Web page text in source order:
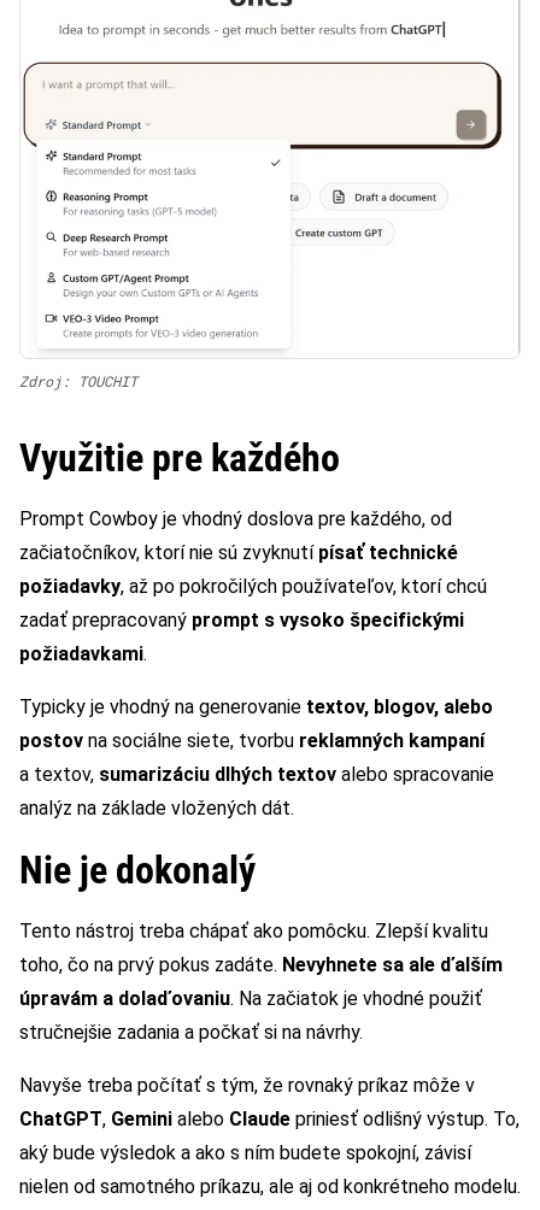
Zdroj: TOUCHIT
Využitie pre každého
Prompt Cowboy je vhodný doslova pre každého, od
začiatočníkov, ktorí nie sú zvyknutí písať technické
požiadavky, až po pokročilých používateľov, ktorí chcú
zadať prepracovaný prompt s vysoko špecifickými
požiadavkami.
Typicky je vhodný na generovanie textov, blogov, alebo
postov na sociálne siete, tvorbu reklamných kampaní
a textov, sumarizáciu dlhých textov alebo spracovanie
analýz na základe vložených dát.
Nie je dokonalý
Tento nástroj treba chápať ako pomôcku. Zlepší kvalitu
toho, čo na prvý pokus zadáte. Nevyhnete sa ale ďalším
úpravám a dolaďovaniu. Na začiatok je vhodné použiť
stručnejšie zadania a počkať si na návrhy.
Navyše treba počítať s tým, že rovnaký príkaz môže v
ChatGPT, Gemini alebo Claude priniesť odlišný výstup. To,
aký bude výsledok a ako s ním budete spokojní, závisí
nielen od samotného príkazu, ale aj od konkrétneho modelu.